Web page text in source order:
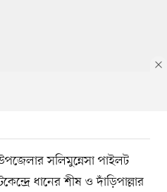
সলিমুন্নেসা পাইলট
ধানের শীষ ও দাঁড়িপাল্লার